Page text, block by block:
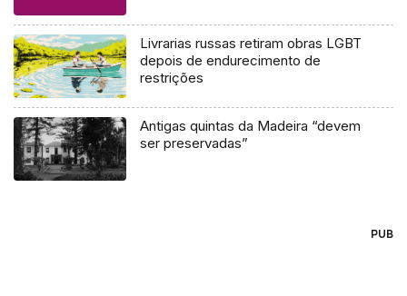
Livrarias russas retiram obras LGBT
depois de endurecimento de
restrições
Antigas quintas da Madeira “devem
ser preservadas”
PUB